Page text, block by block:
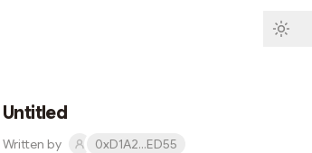
Untitled
Written by 0xD1A2...ED55